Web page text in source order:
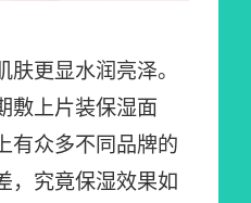
更显水润亮泽。
敷上片装保湿面
有众多不同品牌的
，究竟保湿效果如